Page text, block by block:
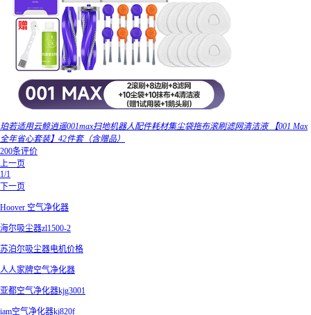
珀若适用云鲸逍遥001max扫地机器人配件耗材集尘袋拖布滚刷滤网清洁液 【001 Max
全年省心套装】42件套（含赠品）
200条评价
上一页
1/1
下一页
Hoover 空气净化器
海尔吸尘器zl1500-2
苏泊尔吸尘器电机价格
人人家牌空气净化器
亚都空气净化器kjg3001
iam空气净化器kj820f